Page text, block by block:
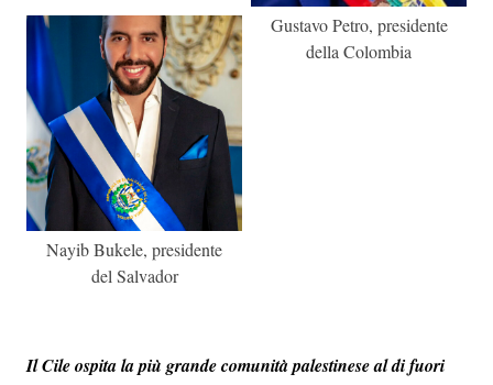
Gustavo Petro, presidente
della Colombia
Nayib Bukele, presidente
del Salvador
Il Cile ospita la più grande comunità palestinese al di fuori